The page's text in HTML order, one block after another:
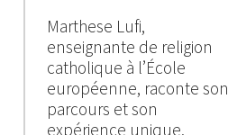
Marthese Lufi,
enseignante de religion
catholique à l’École
européenne, raconte son
parcours et son
expérience unique.